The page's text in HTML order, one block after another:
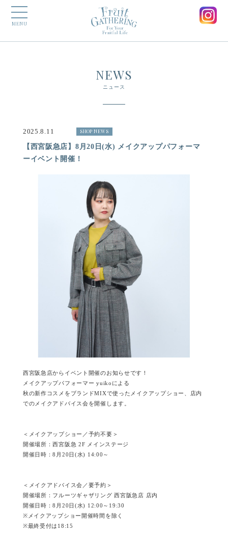
MENU
NEWS
ニュース
2025.8.11 SHOP NEWS
【西宮阪急店】8月20日(水) メイクアップパフォーマ
ーイベント開催！
西宮阪急店からイベント開催のお知らせです！
メイクアップパフォーマー yuikoによる
秋の新作コスメをブランドMIXで使ったメイクアップショー、店内
でのメイクアドバイス会を開催します。
＜メイクアップショー／予約不要＞
開催場所：西宮阪急 2F メインステージ
開催日時：8月20日(水) 14:00～
＜メイクアドバイス会／要予約＞
開催場所：フルーツギャザリング 西宮阪急店 店内
開催日時：8月20日(水) 12:00～19:30
※メイクアップショー開催時間を除く
※最終受付は18:15